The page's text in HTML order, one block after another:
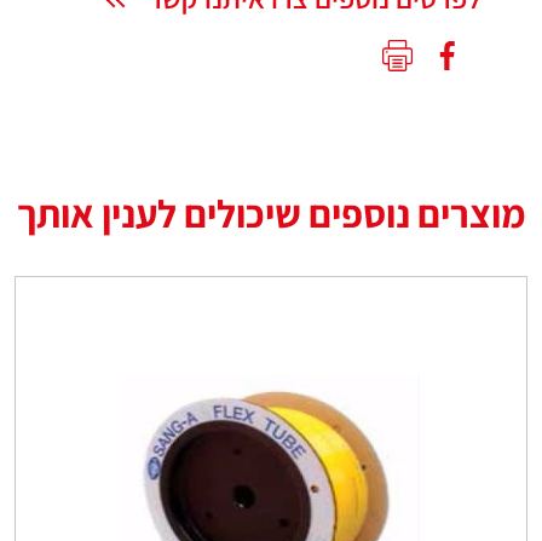
מוצרים נוספים שיכולים לענין אותך